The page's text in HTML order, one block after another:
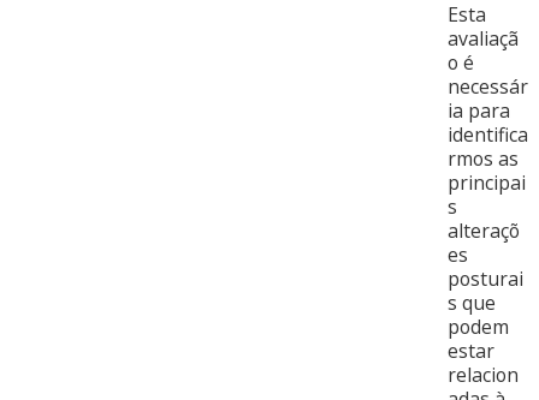
Esta
avaliaçã
o é
necessár
ia para
identifica
rmos as
principai
s
alteraçõ
es
posturai
s que
podem
estar
relacion